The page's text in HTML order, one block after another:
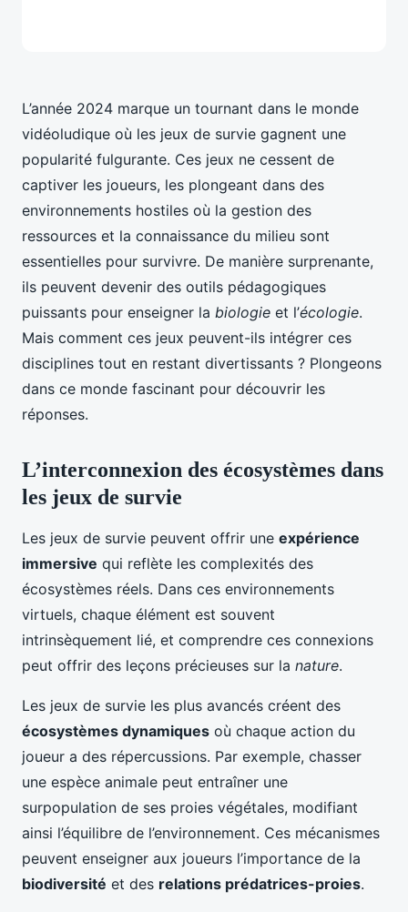
L’année 2024 marque un tournant dans le monde
vidéoludique où les jeux de survie gagnent une
popularité fulgurante. Ces jeux ne cessent de
captiver les joueurs, les plongeant dans des
environnements hostiles où la gestion des
ressources et la connaissance du milieu sont
essentielles pour survivre. De manière surprenante,
ils peuvent devenir des outils pédagogiques
puissants pour enseigner la biologie et l’écologie.
Mais comment ces jeux peuvent-ils intégrer ces
disciplines tout en restant divertissants ? Plongeons
dans ce monde fascinant pour découvrir les
réponses.
L’interconnexion des écosystèmes dans
les jeux de survie
Les jeux de survie peuvent offrir une expérience
immersive qui reflète les complexités des
écosystèmes réels. Dans ces environnements
virtuels, chaque élément est souvent
intrinsèquement lié, et comprendre ces connexions
peut offrir des leçons précieuses sur la nature.
Les jeux de survie les plus avancés créent des
écosystèmes dynamiques où chaque action du
joueur a des répercussions. Par exemple, chasser
une espèce animale peut entraîner une
surpopulation de ses proies végétales, modifiant
ainsi l’équilibre de l’environnement. Ces mécanismes
peuvent enseigner aux joueurs l’importance de la
biodiversité et des relations prédatrices-proies.